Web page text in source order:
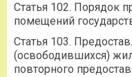
Статья 102. Порядок
помещений
Статья 103.
(освободившихся)
повторного